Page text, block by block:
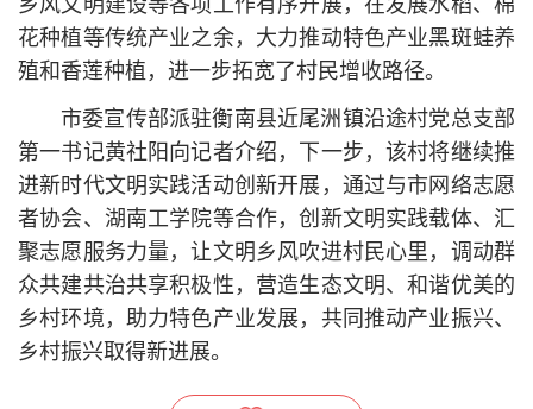
乡风文明建设等各项工作有序开展，在发展水稻、棉
花种植等传统产业之余，大力推动特色产业黑斑蛙养
殖和香莲种植，进一步拓宽了村民增收路径。
市委宣传部派驻衡南县近尾洲镇沿途村党总支部
第一书记黄社阳向记者介绍，下一步，该村将继续推
进新时代文明实践活动创新开展，通过与市网络志愿
者协会、湖南工学院等合作，创新文明实践载体、汇
聚志愿服务力量，让文明乡风吹进村民心里，调动群
众共建共治共享积极性，营造生态文明、和谐优美的
乡村环境，助力特色产业发展，共同推动产业振兴、
乡村振兴取得新进展。